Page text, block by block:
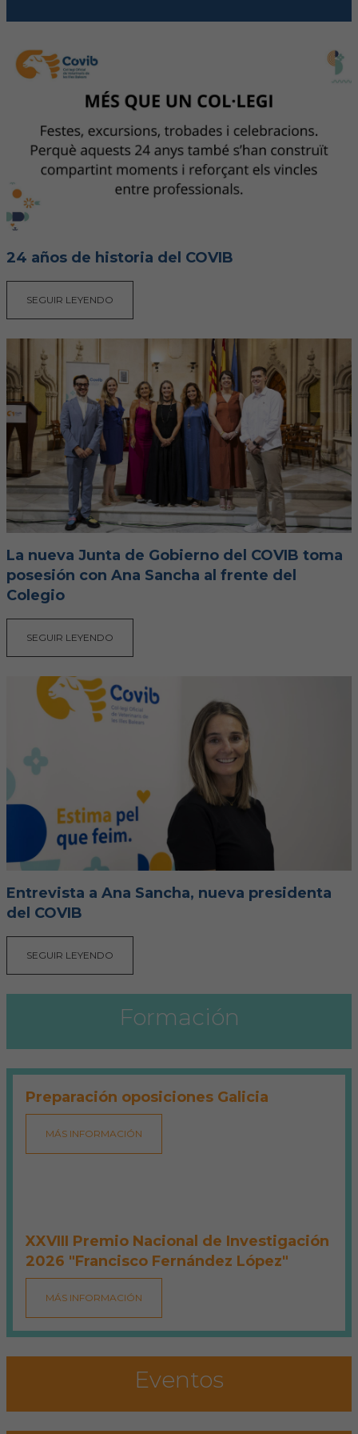
Formación COVIB
Certificados de formaciones COVIB
ACTUALIDAD
Revista Colegial
Notas de prensa
Hemeroteca
IDENTIFICACIÓN ANIMAL
INFORMACIÓN A LA CIUDADANÍA
Centros veterinarios
Colegiados
Consejos para tus mascotas
CONTACTO
24 años de historia del COVIB
SEGUIR LEYENDO
La nueva Junta de Gobierno del COVIB toma
posesión con Ana Sancha al frente del
Colegio
SEGUIR LEYENDO
Entrevista a Ana Sancha, nueva presidenta
del COVIB
SEGUIR LEYENDO
Formación
Preparación oposiciones Galicia
MÁS INFORMACIÓN
XXVIII Premio Nacional de Investigación
2026 "Francisco Fernández López"
MÁS INFORMACIÓN
Microcredencial en neuropatología
Eventos